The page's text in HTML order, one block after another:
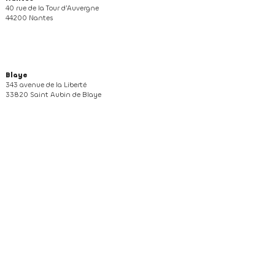
40 rue de la Tour d’Auvergne
44200 Nantes
Blaye
343 avenue de la Liberté
33820 Saint Aubin de Blaye